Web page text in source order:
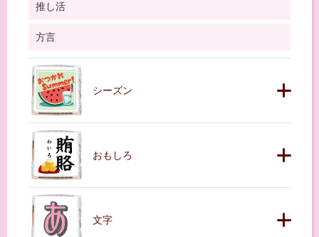
推し活
方言
シーズン
おもしろ
文字